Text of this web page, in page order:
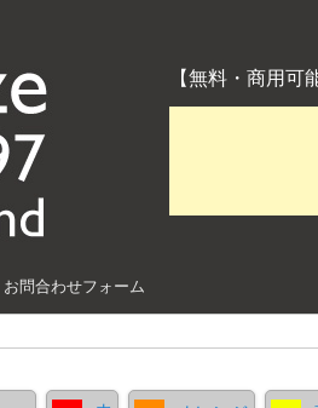
【無料・商用
お問合わせフォーム